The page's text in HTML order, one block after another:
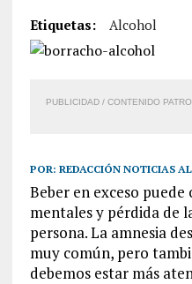
Etiquetas: Alcohol
PUBLICIDAD / CONTENIDO
POR: REDACCIÓN NOTICIAS
Beber en exceso puede
mentales y pérdida de
persona. La amnesia
muy común, pero
debemos estar más